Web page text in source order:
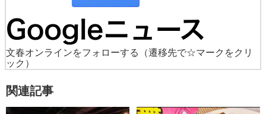
文春オンラインをフォローする
（遷移先で☆マークをクリ
ック）
関連記事